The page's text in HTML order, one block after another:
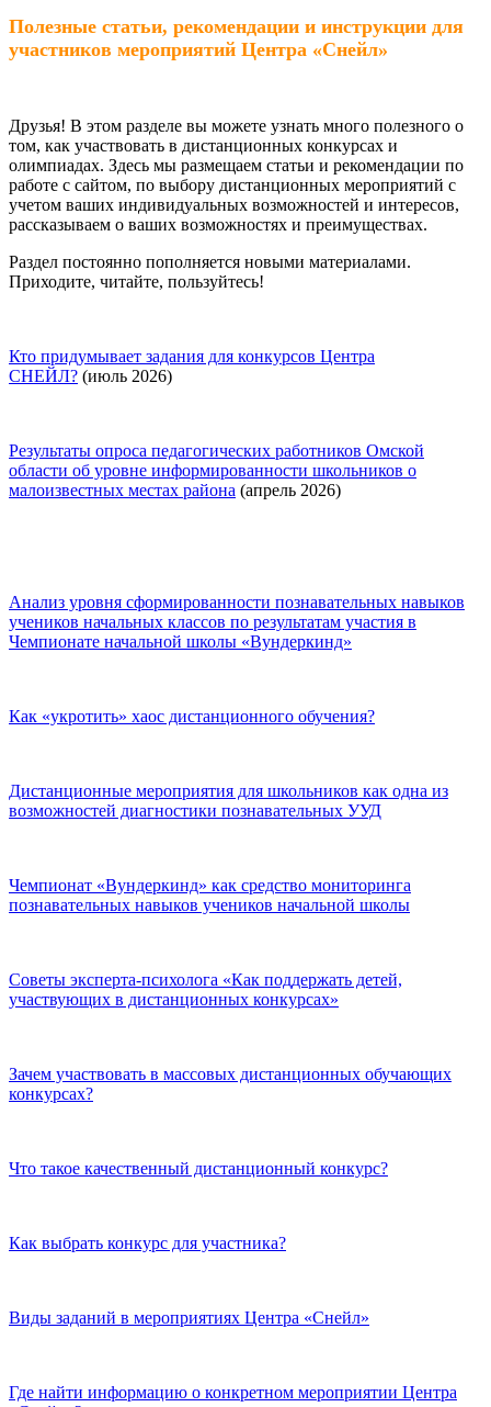
Полезные статьи, рекомендации и инструкции для
участников мероприятий Центра «Снейл»
Друзья! В этом разделе вы можете узнать много полезного о
том, как участвовать в дистанционных конкурсах и
олимпиадах. Здесь мы размещаем статьи и рекомендации по
работе с сайтом, по выбору дистанционных мероприятий с
учетом ваших индивидуальных возможностей и интересов,
рассказываем о ваших возможностях и преимуществах.
Раздел постоянно пополняется новыми материалами.
Приходите, читайте, пользуйтесь!
Кто придумывает задания для конкурсов Центра
СНЕЙЛ? (июль 2026)
Результаты опроса педагогических работников Омской
области об уровне информированности школьников о
малоизвестных местах района (апрель 2026)
Анализ уровня сформированности познавательных навыков
учеников начальных классов по результатам участия в
Чемпионате начальной школы «Вундеркинд»
Как «укротить» хаос дистанционного обучения?
Дистанционные мероприятия для школьников как одна из
возможностей диагностики познавательных УУД
Чемпионат «Вундеркинд» как средство мониторинга
познавательных навыков учеников начальной школы
Советы эксперта-психолога «Как поддержать детей,
участвующих в дистанционных конкурсах»
Зачем участвовать в массовых дистанционных обучающих
конкурсах?
Что такое качественный дистанционный конкурс?
Как выбрать конкурс для участника?
Виды заданий в мероприятиях Центра «Снейл»
Где найти информацию о конкретном мероприятии Центра